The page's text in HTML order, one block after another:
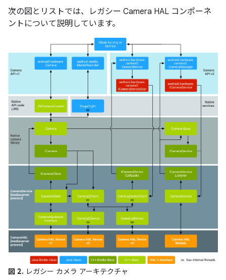
次の図とリストでは、レガシー Camera HAL コンポーネ
ントについて説明しています。
図 2. レガシー カメラ アーキテクチャ